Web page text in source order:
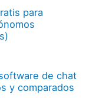
para
de chat
y comparados